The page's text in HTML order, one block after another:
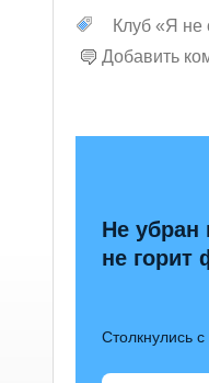
Клуб «Я не
Добавить
Не убран
не горит
Столкнулись